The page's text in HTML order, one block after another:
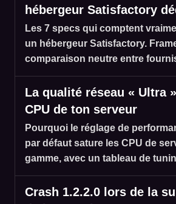
hébergeur Satisfactory
Les 7 specs qui comptent
un hébergeur Satisfactory.
comparaison neutre entre
La qualité réseau « Ultra
CPU de ton serveur
Pourquoi le réglage de
par défaut sature les CPU de
gamme, avec un tableau de
Crash 1.2.2.0 lors de la